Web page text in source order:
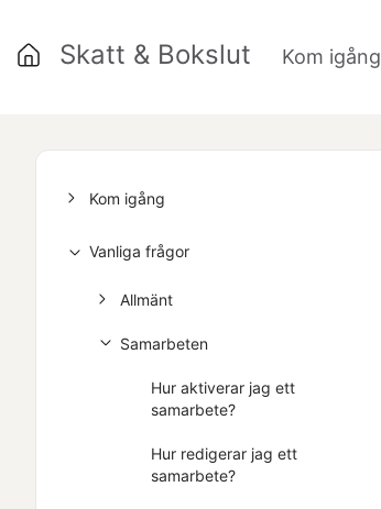
Kom igång
Skatt & Bokslut
Kom igång
Vanliga frågor
Allmänt
Samarbeten
Hur aktiverar jag ett
samarbete?
Hur redigerar jag ett
samarbete?